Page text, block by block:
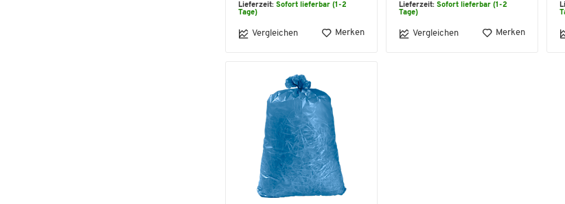
Lieferzeit: Sofort lieferbar (1-2
Tage)
Vergleichen Merken
Lieferzeit: Sofort lieferbar (1-2
Tage)
Vergleichen Merken